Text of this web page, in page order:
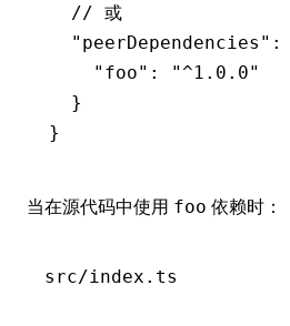
  // 或
  "peerDependencies"
:
    "foo"
:
"^1.0.0"
  }
}
当在源代码中使用 foo 依赖时：
src/index.ts